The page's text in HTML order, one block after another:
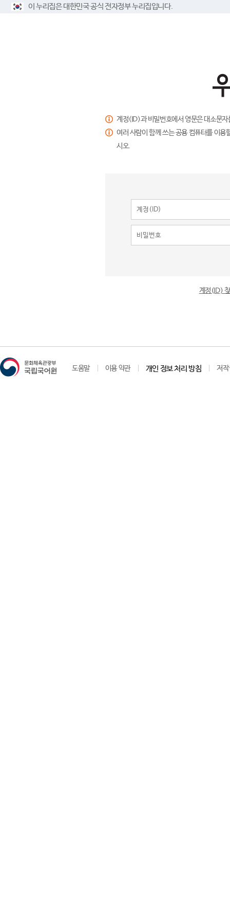
이 누리집은 대한민국 공식 전자정부 누리집입니다.
계정(ID)과 비밀번호에서 영문은 대소문
여러 사람이 함께 쓰는 공용 컴퓨터를 이
시오.
계정(ID)
도움말 이용 약관 개인 정보 처리 방침 저